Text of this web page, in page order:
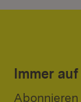
Immer